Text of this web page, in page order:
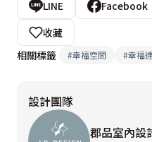
LINE Facebook
收藏
相關標籤
#幸福空間 #幸福
設計團隊
郡品室內設